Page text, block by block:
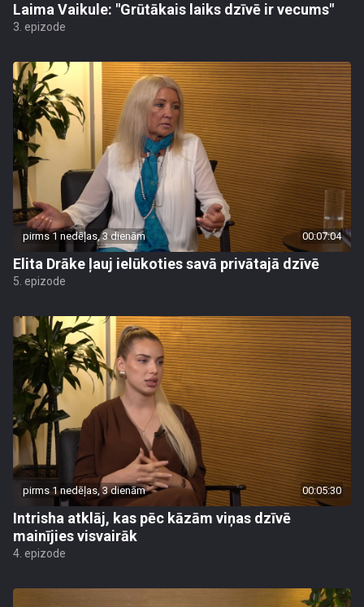
Laima Vaikule: "Grūtākais laiks dzīvē ir vecums"
3. epizode
pirms 1 nedēļas, 3 dienām 00:07:04
Elita Drāke ļauj ielūkoties savā privātajā dzīvē
5. epizode
pirms 1 nedēļas, 3 dienām 00:05:30
Intrisha atklāj, kas pēc kāzām viņas dzīvē
mainījies visvairāk
4. epizode